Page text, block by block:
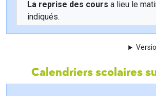
La reprise des cours a lieu le
indiqués.
Calendriers scolaires